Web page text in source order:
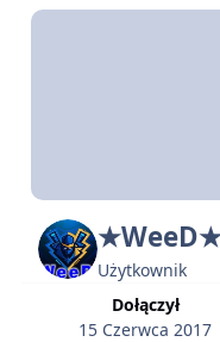
Użytkownik
Dołączył
15 Czerwca 2017